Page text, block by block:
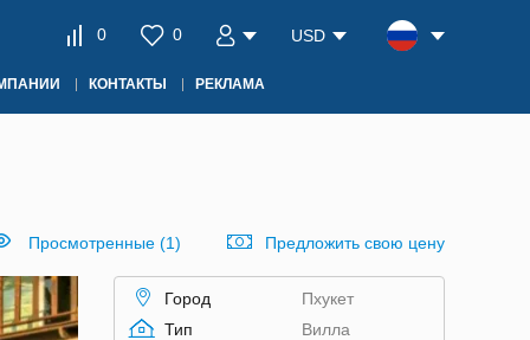
0 0 USD
КОНТАКТЫ РЕКЛАМА
Просмотренные (1) Предложить свою цену
Город
Пхукет
Тип
Вилла